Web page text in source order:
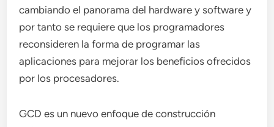
cambiando el panorama del hardware y software y
por tanto se requiere que los programadores
reconsideren la forma de programar las
aplicaciones para mejorar los beneficios ofrecidos
por los procesadores.
GCD es un nuevo enfoque de construcción